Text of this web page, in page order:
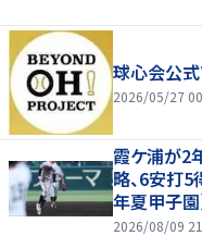
球心会公式
2026/05/27
霞ケ浦が2
略、6安打5
年夏甲子園
2026/08/09